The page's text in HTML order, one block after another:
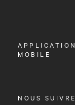
OUVRIR
LE
APPLICATION
MOBILE
NOUS SUIVRE